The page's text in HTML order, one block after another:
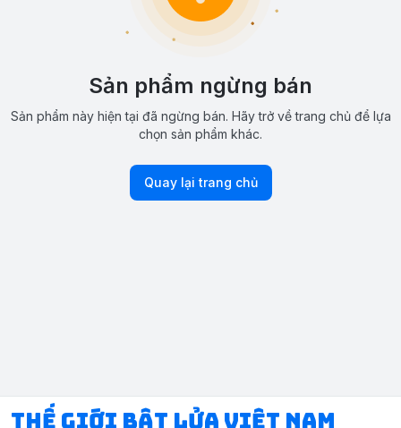
Sản phẩm ngừng bán
Sản phẩm này hiện tại đã ngừng bán. Hãy trở về trang chủ để lựa
chọn sản phẩm khác.
Quay lại trang chủ
Thế Giới Bật Lửa Việt Nam